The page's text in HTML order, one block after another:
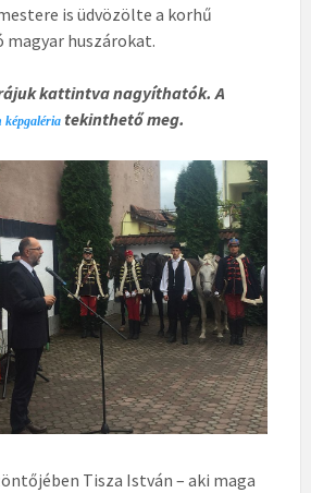
is üdvözölte a korhű
magyar huszárokat.
kattintva nagyíthatók. A
képgaléria tekinthető meg.
Tisza István – aki maga